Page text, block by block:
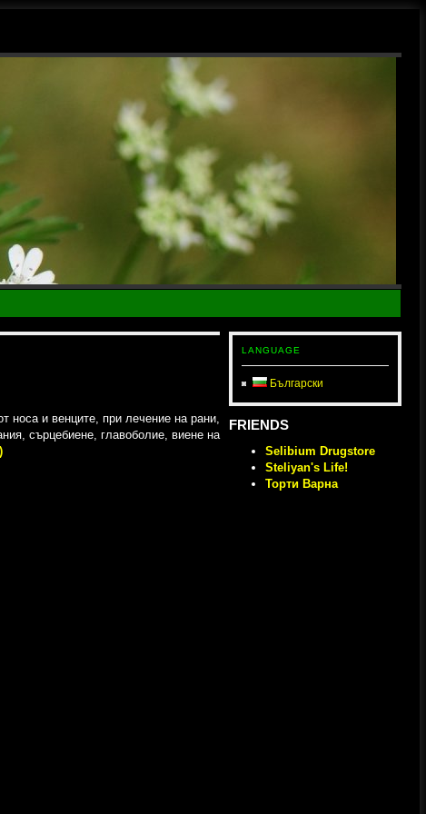
носа и венците, при лечение на рани,
сърцебиене, главоболие, виене на
LANGUAGE
Български
FRIENDS
Selibium Drugstore
Steliyan's Life!
Торти Варна